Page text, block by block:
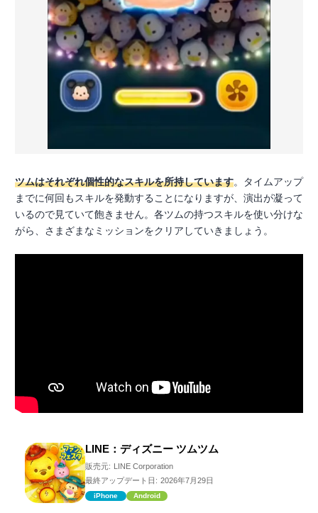
ツムはそれぞれ個性的なスキルを所持しています。タイムアップ
までに何回もスキルを発動することになりますが、演出が凝って
いるので見ていて飽きません。各ツムの持つスキルを使い分けな
がら、さまざまなミッションをクリアしていきましょう。
LINE：ディズニー ツムツム
販売元:
LINE Corporation
最終アップデート日: 2026年7月29日
iPhone Android